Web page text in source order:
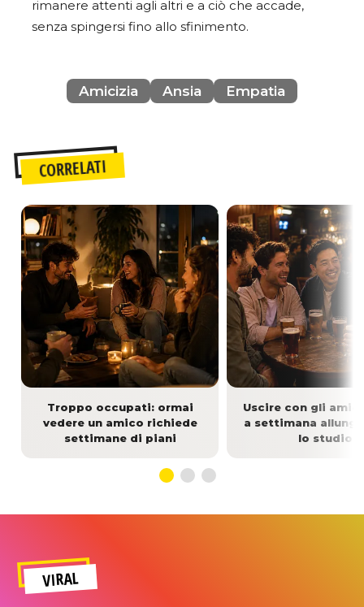
rimanere attenti agli altri e a ciò che accade,
senza spingersi fino allo sfinimento.
Amicizia Ansia Empatia
CORRELATI
Troppo occupati: ormai
vedere un amico richiede
settimane di piani
Uscire con gli
a settimana
lo studio
VIRAL